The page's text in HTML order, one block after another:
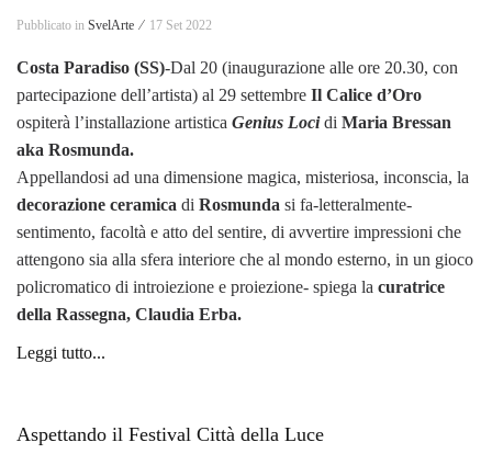
Pubblicato in SvelArte ⁄ 17 Set 2022
Costa Paradiso (SS)-Dal 20 (inaugurazione alle ore 20.30, con
partecipazione dell’artista) al 29 settembre Il Calice d’Oro
ospiterà l’installazione artistica Genius Locidi Maria Bressan
aka Rosmunda.
Appellandosi ad una dimensione magica, misteriosa, inconscia, la
decorazione ceramica di Rosmunda si fa-letteralmente-
sentimento, facoltà e atto del sentire, di avvertire impressioni che
attengono sia alla sfera interiore che al mondo esterno, in un gioco
policromatico di introiezione e proiezione- spiega la curatrice
della Rassegna, Claudia Erba.
Leggi tutto...
Aspettando il Festival Città della Luce